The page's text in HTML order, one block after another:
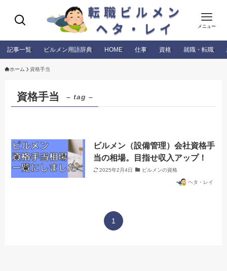
メニュー
記事一覧 ビルメン用語辞典 HOME 仕事 資格 就職・転職
ホーム 資格手当
資格手当 – tag –
ビルメン（設備管理）会社資格手
当の相場。目指せ収入アップ！
2025年2月4日 ビルメンの資格
ヘタ・レイ
1